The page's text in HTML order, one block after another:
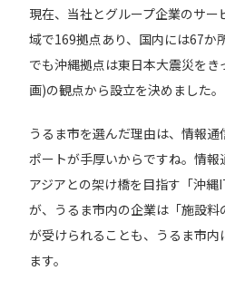
現在、当社とグループ企業のサ
域で169拠点あり、国内には67か
でも沖縄拠点は東日本大震災を
画)の観点から設立を決めました。
うるま市を選んだ理由は、情報
ポートが手厚いからですね。情
アジアとの架け橋を目指す「沖
が、うるま市内の企業は「施設
が受けられることも、うるま市
ます。